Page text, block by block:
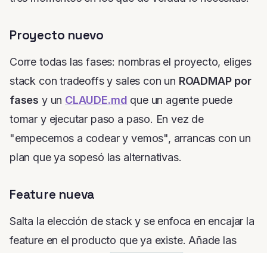
Proyecto nuevo
Corre todas las fases: nombras el proyecto, eliges
stack con tradeoffs y sales con un ROADMAP por
fases y un CLAUDE.md que un agente puede
tomar y ejecutar paso a paso. En vez de
"empecemos a codear y vemos", arrancas con un
plan que ya sopesó las alternativas.
Feature nueva
Salta la elección de stack y se enfoca en encajar la
feature en el producto que ya existe. Añade las